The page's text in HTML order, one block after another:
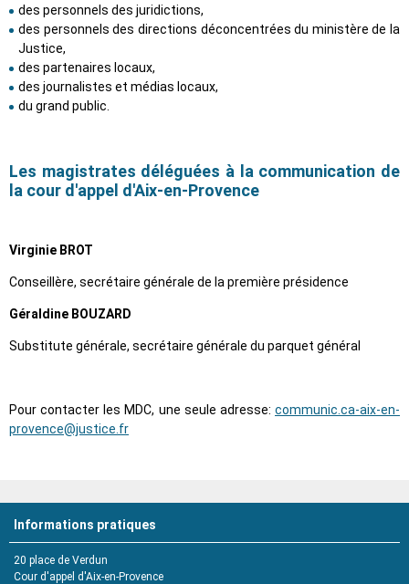
des personnels des juridictions,
des personnels des directions déconcentrées du ministère de la
Justice,
des partenaires locaux,
des journalistes et médias locaux,
du grand public.
Les magistrates déléguées à la communication de
la cour d'appel d'Aix-en-Provence
Virginie BROT
Conseillère, secrétaire générale de la première présidence
Géraldine BOUZARD
Substitute générale, secrétaire générale du parquet général
Pour contacter les MDC, une seule adresse: communic.ca-aix-en-
provence@justice.fr
Informations pratiques
20 place de Verdun
Cour d'appel d'Aix-en-Provence